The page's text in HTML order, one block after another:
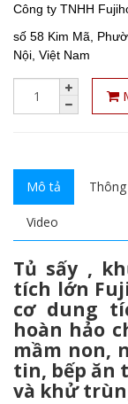
Công ty TNHH
số 58 Kim Mã,
Nội, Việt Nam
Mô tả
Video
Tủ sấy ,
tích lớn
cơ dung
hoàn hảo
mầm non,
tin, bếp ăn
và khử